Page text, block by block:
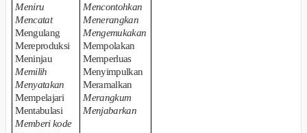
Meniru
Mencatat
Mengulang
Mereproduksi
Meninjau
Memilih
Menyatakan
Mempelajari
Mentabulasi
Memberi kode
Mencontohkan
Menerangkan
Mengemukakan
Mempolakan
Memperluas
Menyimpulkan
Meramalkan
Merangkum
Menjabarkan